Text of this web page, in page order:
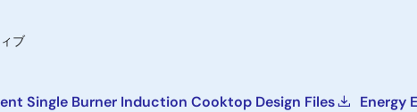
ブ
Single Burner Induction Cooktop Design Files Energy